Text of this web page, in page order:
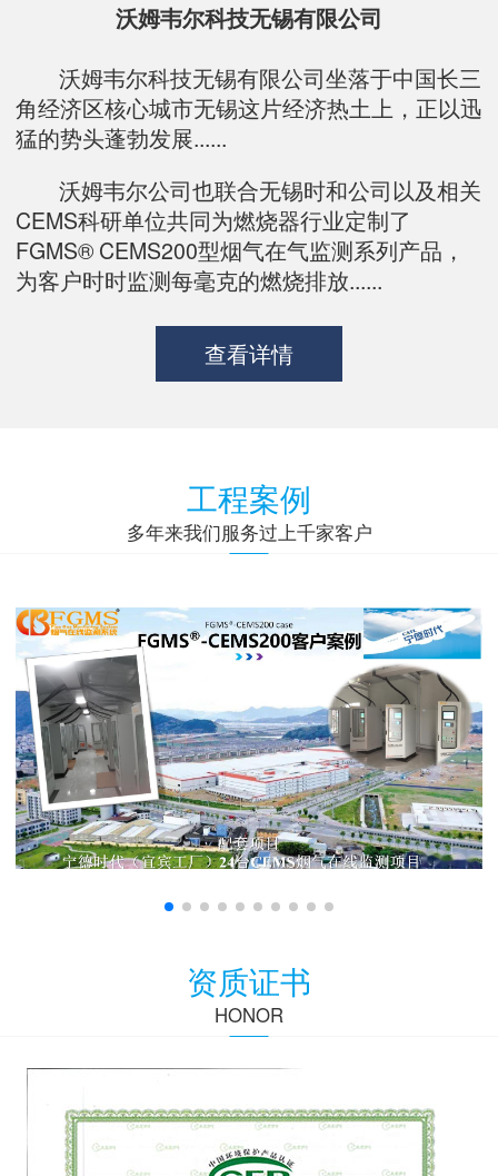
沃姆韦尔科技无锡有限公司
沃姆韦尔科技无锡有限公司坐落于中国长三
角经济区核心城市无锡这片经济热土上，正以迅
猛的势头蓬勃发展......
沃姆韦尔公司也联合无锡时和公司以及相关
CEMS科研单位共同为燃烧器行业定制了
FGMS® CEMS200型烟气在气监测系列产品，
为客户时时监测每毫克的燃烧排放......
查看详情
工程案例
多年来我们服务过上千家客户
资质证书
HONOR